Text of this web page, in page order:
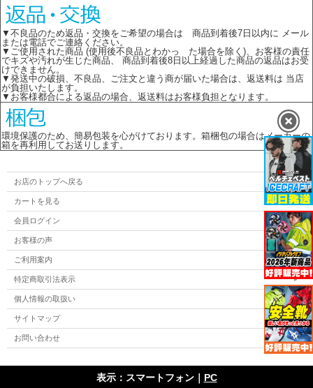
▼不良品のため返品・交換をご希望の場合は 商品到着後7日以内に メール
または電話でご連絡ください。
▼ご使用された商品 (使用後不良品とわかっ た場合を除く)、お客様の責任
でキズや汚れが生じた商品、 商品到着後8日以上経過した商品の返品はお受
けできません。
▼発送中の破損、不良品、ご注文と違う商が届いた場合は、返送料は 当店
が負担いたします。
▼お客様都合による返品の場合、返送料はお客様負担となります。
環境保護のため、簡易包装を心がけております。箱梱包の場合はメーカーの
箱を再利用してお送りします。
お店のトップへ戻る
カートを見る
会員ログイン
お客様の声
ご利用案内
特定商取引法表示
個人情報の取扱い
サイトマップ
お問い合わせ
表示：スマートフォン｜ PC